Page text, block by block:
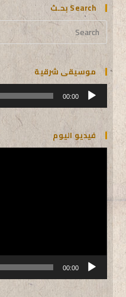
Search بحـث
موسيقى شرقية
مشغل
الصوت 00:00
فيديو اليوم
مشغل
00:00